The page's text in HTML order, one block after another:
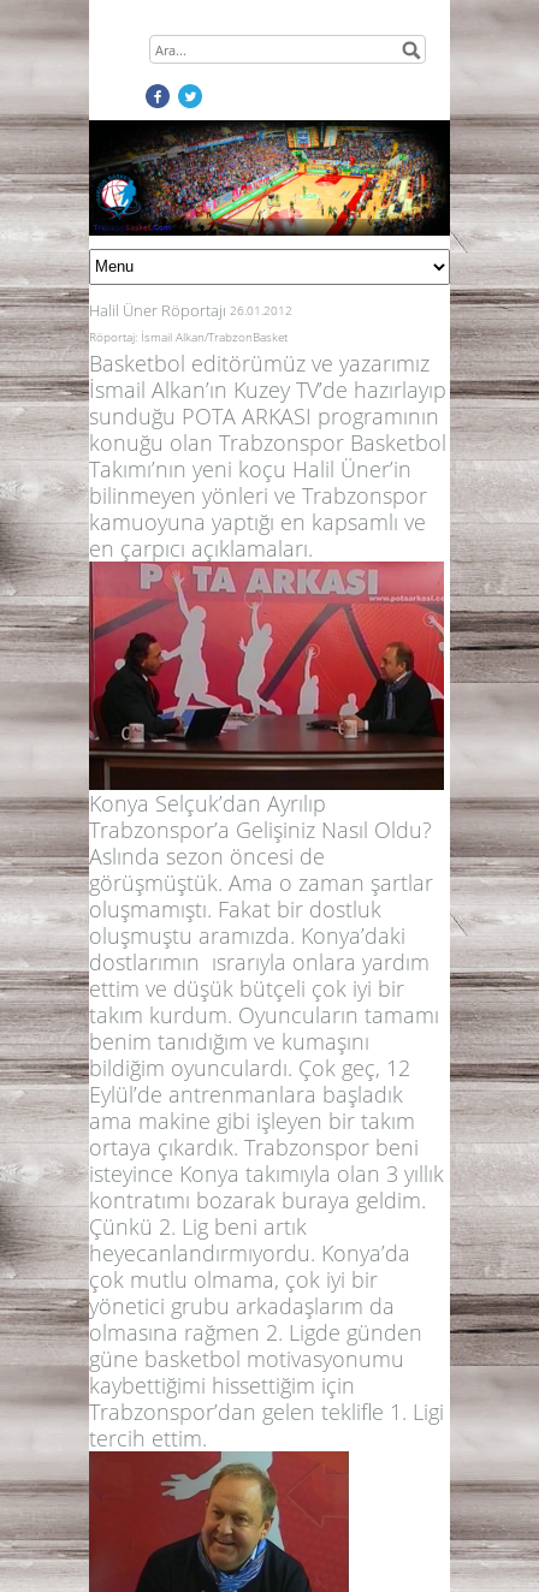
Halil Üner Röportajı 26.01.2012
Röportaj: İsmail Alkan/TrabzonBasket
Basketbol editörümüz ve yazarımız
İsmail Alkan’ın Kuzey TV’de hazırlayıp
sunduğu POTA ARKASI programının
konuğu olan Trabzonspor Basketbol
Takımı’nın yeni koçu Halil Üner’in
bilinmeyen yönleri ve Trabzonspor
kamuoyuna yaptığı en kapsamlı ve
en çarpıcı açıklamaları.
Konya Selçuk’dan Ayrılıp
Trabzonspor’a Gelişiniz Nasıl Oldu?
Aslında sezon öncesi de
görüşmüştük. Ama o zaman şartlar
oluşmamıştı. Fakat bir dostluk
oluşmuştu aramızda. Konya’daki
dostlarımın ısrarıyla onlara yardım
ettim ve düşük bütçeli çok iyi bir
takım kurdum. Oyuncuların tamamı
benim tanıdığım ve kumaşını
bildiğim oyunculardı. Çok geç, 12
Eylül’de antrenmanlara başladık
ama makine gibi işleyen bir takım
ortaya çıkardık. Trabzonspor beni
isteyince Konya takımıyla olan 3 yıllık
kontratımı bozarak buraya geldim.
Çünkü 2. Lig beni artık
heyecanlandırmıyordu. Konya’da
çok mutlu olmama, çok iyi bir
yönetici grubu arkadaşlarım da
olmasına rağmen 2. Ligde günden
güne basketbol motivasyonumu
kaybettiğimi hissettiğim için
Trabzonspor’dan gelen teklifle 1. Ligi
tercih ettim.